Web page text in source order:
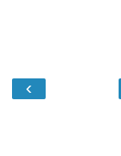
‹